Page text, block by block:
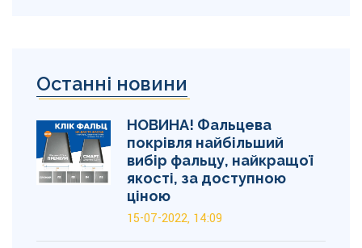
Останні новини
НОВИНА! Фальцева
покрівля найбільший
вибір фальцу, найкращої
якості, за доступною
ціною
15-07-2022, 14:09